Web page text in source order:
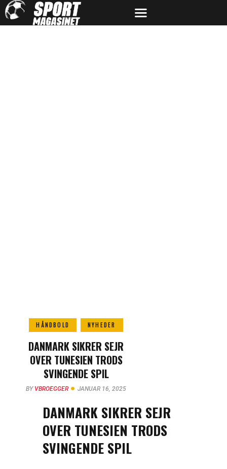
HÅNDBOLD NYHEDER
DANMARK SIKRER SEJR
OVER TUNESIEN TRODS
SVINGENDE SPIL
BY VBROEGGER JANUAR 16, 2025
DANMARK SIKRER SEJR
OVER TUNESIEN TRODS
SVINGENDE SPIL